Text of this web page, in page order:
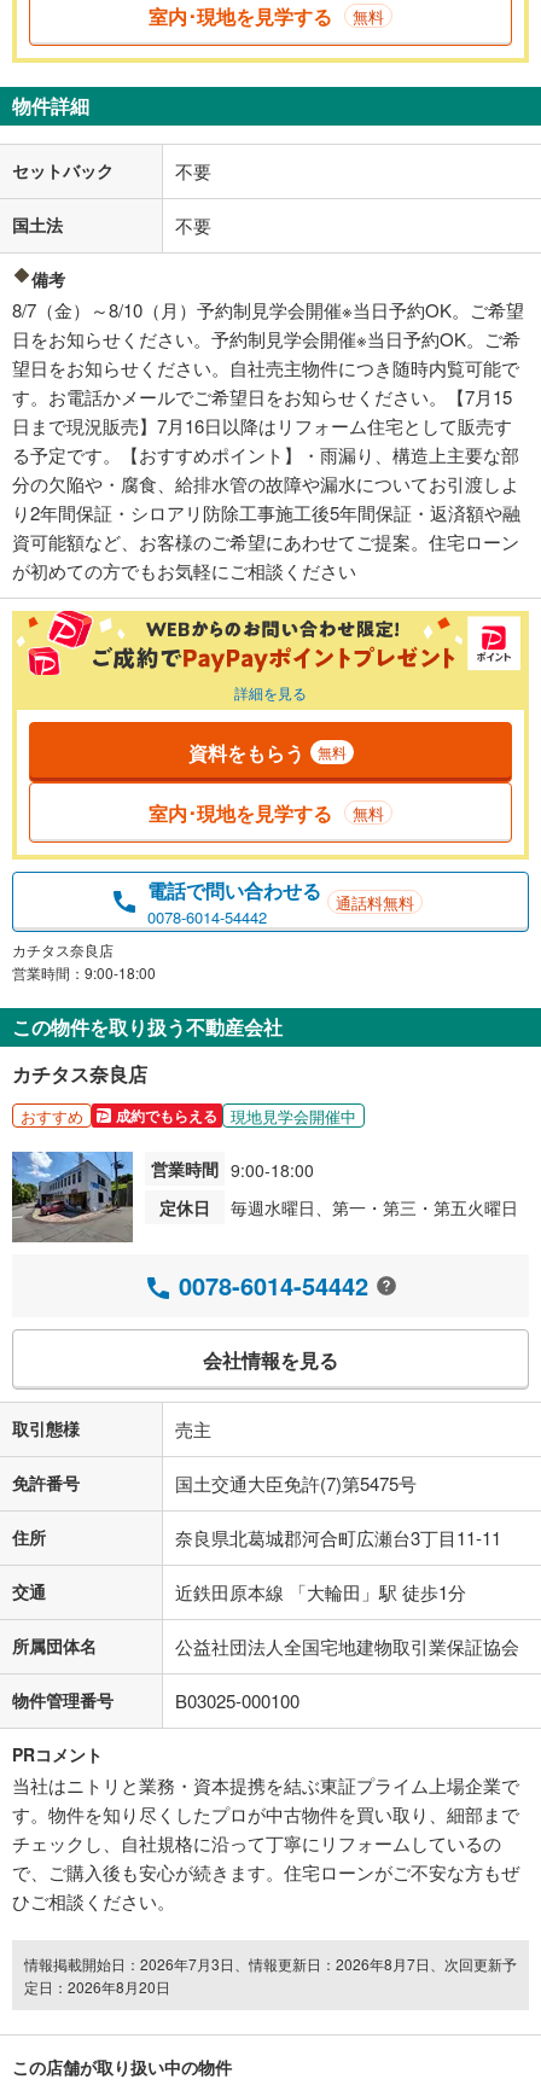
室内･現地を見学する 無料
物件詳細
セットバック 不要
国土法 不要
備考
8/7（金）～8/10（月）予約制見学会開催※当日予約OK。ご希望
日をお知らせください。予約制見学会開催※当日予約OK。ご希
望日をお知らせください。自社売主物件につき随時内覧可能で
す。お電話かメールでご希望日をお知らせください。【7月15
日まで現況販売】7月16日以降はリフォーム住宅として販売す
る予定です。【おすすめポイント】・雨漏り、構造上主要な部
分の欠陥や・腐食、給排水管の故障や漏水についてお引渡しよ
り2年間保証・シロアリ防除工事施工後5年間保証・返済額や融
資可能額など、お客様のご希望にあわせてご提案。住宅ローン
が初めての方でもお気軽にご相談ください
詳細を見る
資料をもらう 無料
室内･現地を見学する 無料
電話で問い合わせる
0078-6014-54442
通話料無料
カチタス奈良店
営業時間：9:00-18:00
この物件を取り扱う不動産会社
カチタス奈良店
おすすめ 成約でもらえる 現地見学会開催中
営業時間 9:00-18:00
定休日
毎週水曜日、第一・第三・第五火曜日
0078-6014-54442
会社情報を見る
取引態様 売主
免許番号 国土交通大臣免許(7)第5475号
住所 奈良県北葛城郡河合町広瀬台3丁目11‐11
交通 近鉄田原本線 「大輪田」駅 徒歩1分
所属団体名 公益社団法人全国宅地建物取引業保証協会
物件管理番号 B03025-000100
PRコメント
当社はニトリと業務・資本提携を結ぶ東証プライム上場企業で
す。物件を知り尽くしたプロが中古物件を買い取り、細部まで
チェックし、自社規格に沿って丁寧にリフォームしているの
で、ご購入後も安心が続きます。住宅ローンがご不安な方もぜ
ひご相談ください。
情報掲載開始日：2026年7月3日、情報更新日：2026年8月7日、次回更新予
定日：2026年8月20日
この店舗が取り扱い中の物件